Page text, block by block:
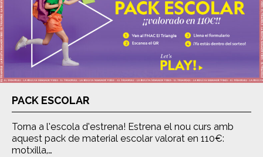
PACK ESCOLAR
Torna a l’escola d’estrena! Estrena el nou curs amb
aquest pack de material escolar valorat en 110€:
motxilla,…